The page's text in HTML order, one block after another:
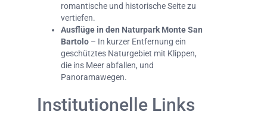
romantische und historische Seite zu
vertiefen.
Ausflüge in den Naturpark Monte San
Bartolo – In kurzer Entfernung ein
geschütztes Naturgebiet mit Klippen,
die ins Meer abfallen, und
Panoramawegen.
Institutionelle Links